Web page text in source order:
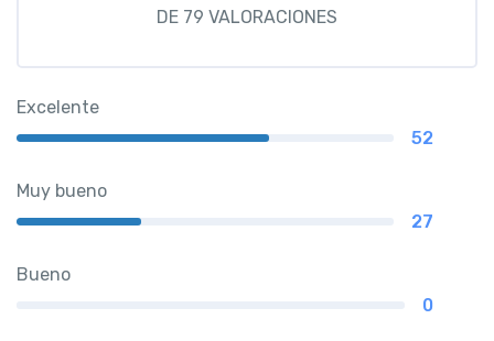
DE 79 VALORACIONES
Excelente
52
Muy bueno
27
Bueno
0